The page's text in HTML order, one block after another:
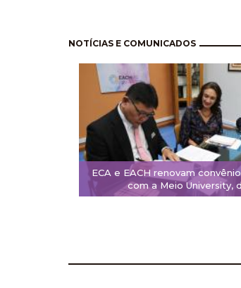
NOTÍCIAS E COMUNICADOS
ECA e EACH renovam
com a Meio University,
Paginación